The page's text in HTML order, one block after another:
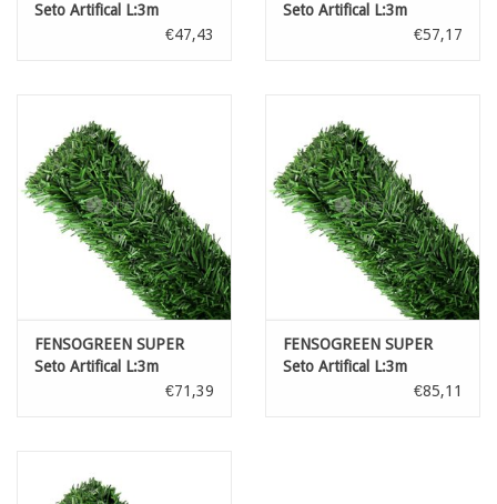
Seto Artifical L:3m
€47,43
Seto Artifical L:3m
€57,17
FENSOGREEN SUPER
Seto Artifical L:3m
€71,39
FENSOGREEN SUPER
Seto Artifical L:3m
€85,11